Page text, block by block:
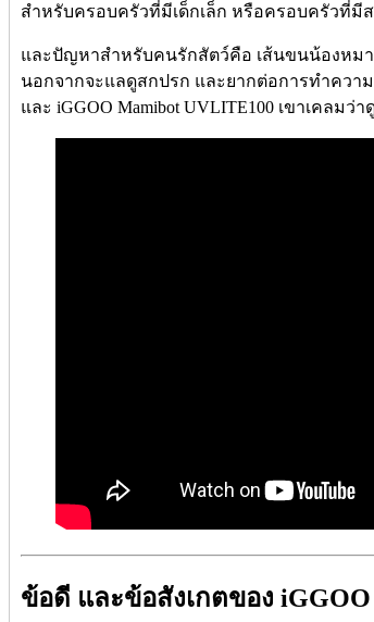
สำหรับครอบครัวที่มีเด็กเล็ก หรือครอบครัวที่มี
และปัญหาสำหรับคนรักสัตว์คือ เส้นขนน้องหม
นอกจากจะแลดูสกปรก และยากต่อการทำคว
และ iGGOO Mamibot UVLITE100 เขาเคลมว่
ข้อดี และข้อสังเกตของ